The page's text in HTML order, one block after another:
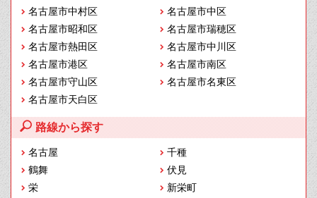
名古屋市中村区
名古屋市中区
名古屋市昭和区
名古屋市瑞穂区
名古屋市熱田区
名古屋市中川区
名古屋市港区
名古屋市南区
名古屋市守山区
名古屋市名東区
名古屋市天白区
路線から探す
名古屋
千種
鶴舞
伏見
栄
新栄町